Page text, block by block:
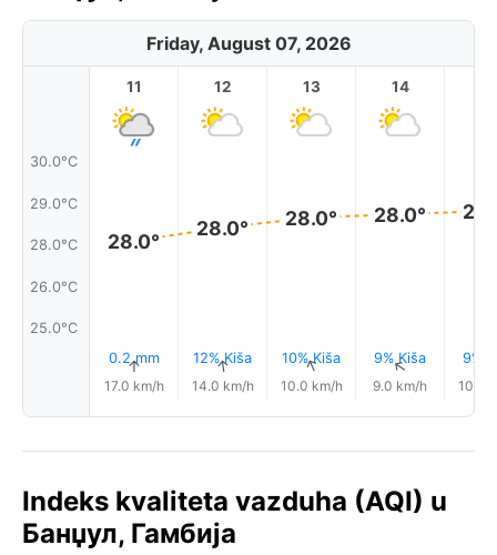
Friday, August 07, 2026
30.0°C
29.0°C
28.0°C
26.0°C
25.0°C
11
28.0°
0.2 mm
↑
17.0 km/h
12
28.0°
12% Kiša
↑
14.0 km/h
13
28.0°
10% Kiša
↑
10.0 km/h
14
28.0°
9% Kiša
↑
9.0 km/h
9%
10.0
Indeks kvaliteta vazduha (AQI) u
Банџул, Гамбија